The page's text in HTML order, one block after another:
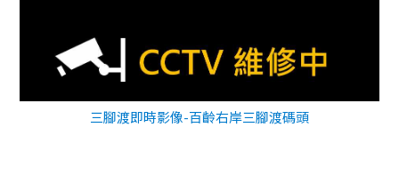
三腳渡即時影像-百齡右岸三腳渡碼頭